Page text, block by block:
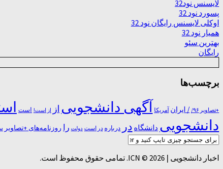
لایسنس نود32
پسورد نود 32
اوکلی لایسنس رایگان نود 32
همیار نود 32
بهترین سئو
رایگان
برچسب‌ها
+تصاویر ۹۶/ / ایران آمریکا آگهی دانشجویی از از است! است
دانشجویی دانشگاه در درباره در ﺍﺳﺖ دولت را روزنامه‌های +تصاویر
اخبار دانشجویی | ICN © 2026. تمامی حقوق محفوظ است.